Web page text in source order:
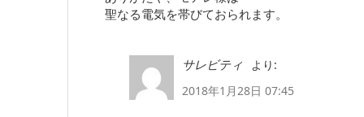
聖なる電気を帯びておられます。
サレビティ
より:
2018年1月28日 07:45